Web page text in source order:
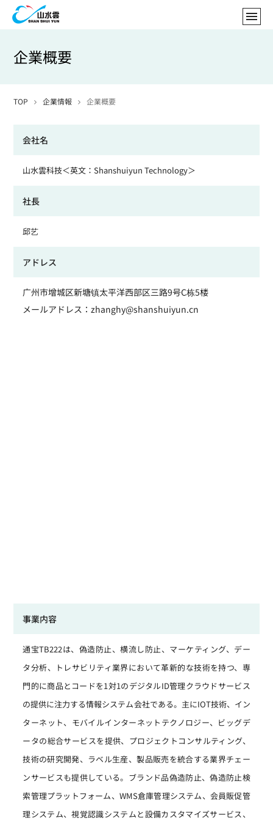
企業概要
TOP 企業情報 企業概要
会社名
山水雲科技＜英文：Shanshuiyun Technology＞
社長
邱艺
アドレス
广州市增城区新塘镇太平洋西部区三路9号C栋5楼
メールアドレス：zhanghy@shanshuiyun.cn
事業内容
通宝TB222は、偽造防止、横流し防止、マーケティング、デー
タ分析、トレサビリティ業界において革新的な技術を持つ、専
門的に商品とコードを1対1のデジタルID管理クラウドサービス
の提供に注力する情報システム会社である。主にIOT技術、イン
ターネット、モバイルインターネットテクノロジー、ビッグデ
ータの総合サービスを提供、プロジェクトコンサルティング、
技術の研究開発、ラベル生産、製品販売を統合する業界チェー
ンサービスも提供している。ブランド品偽造防止、偽造防止検
索管理プラットフォーム、WMS倉庫管理システム、会員販促管
理システム、視覚認識システムと設備カスタマイズサービス、